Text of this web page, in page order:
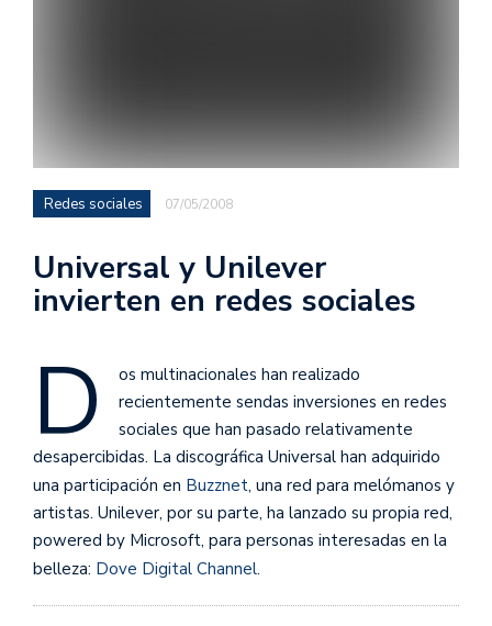
Redes sociales 07/05/2008
Universal y Unilever
invierten en redes sociales
D
os multinacionales han realizado
recientemente sendas inversiones en redes
sociales que han pasado relativamente
desapercibidas. La discográfica Universal han adquirido
una participación en Buzznet, una red para melómanos y
artistas. Unilever, por su parte, ha lanzado su propia red,
powered by Microsoft, para personas interesadas en la
belleza: Dove Digital Channel.